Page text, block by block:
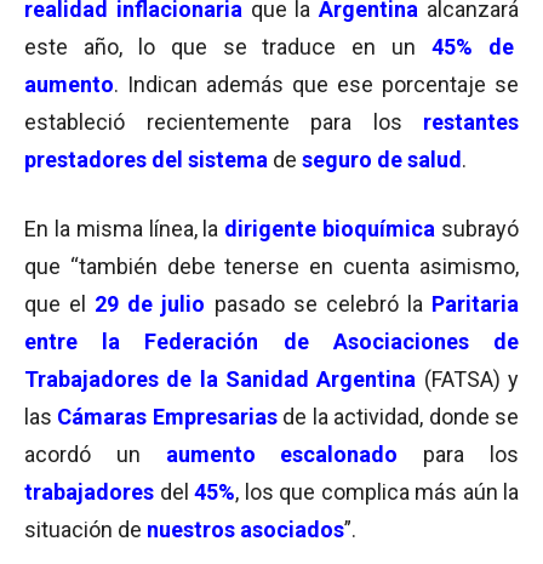
realidad inflacionaria que laArgentina alcanzará
este año, lo que se traduce en un45% de
aumento. Indican además que ese porcentaje se
estableció recientemente para los restantes
prestadores del sistema de seguro de salud .
En la misma línea, la dirigente bioquímica subrayó
que “también debe tenerse en cuenta asimismo,
que el 29 de julio pasado se celebró la Paritaria
entre la Federación de Asociaciones de
Trabajadores de la Sanidad Argentina (FATSA) y
las Cámaras Empresariasde la actividad, donde se
acordó un aumento escalonado para los
trabajadores del 45%, los que complica más aún la
situación de nuestros asociados”.